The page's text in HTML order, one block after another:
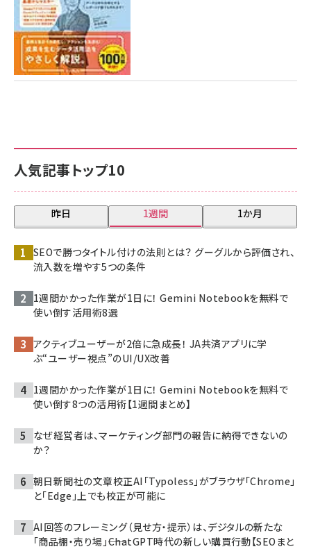
人気記事トップ10
昨日 1週間 1か月
SEOで勝つタイトル付けの法則とは？ グーグルから評価され、
流入数を増やす5つの条件
1週間かかった作業が1日に！ Gemini Notebookを無料で
使い倒す活用術8選
アクティブユーザーが2倍に急成長！ JA共済アプリに学
ぶ“ユーザー視点”のUI/UX改善
1週間かかった作業が1日に！ Gemini Notebookを無料で
使い倒す8つの活用術【1週間まとめ】
なぜ経営者は、マーケティング部門の報告に納得できないの
か？
朝日新聞社の文章校正AI「Typoless」がブラウザ「Chrome」
と「Edge」上でも校正が可能に
AI回答のフレーミング（見せ方・提示）は、デジタルの新たな
「商品棚・売り場」――ChatGPT時代の新しい購買行動【SEOまと